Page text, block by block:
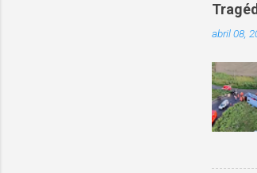
abril 08,